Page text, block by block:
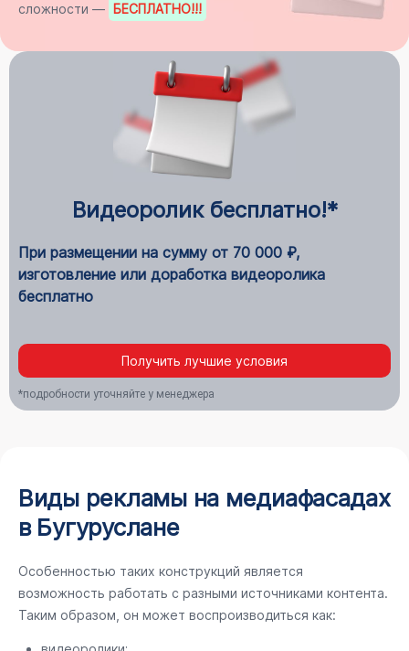
сложности — БЕСПЛАТНО!!!
Видеоролик бесплатно!*
При размещении на сумму от 70 000 ₽,
изготовление или доработка видеоролика
бесплатно
Получить лучшие условия
*подробности уточняйте у менеджера
Виды рекламы на медиафасадах
в Бугуруслане
Особенностью таких конструкций является
возможность работать с разными источниками контента.
Таким образом, он может воспроизводиться как: